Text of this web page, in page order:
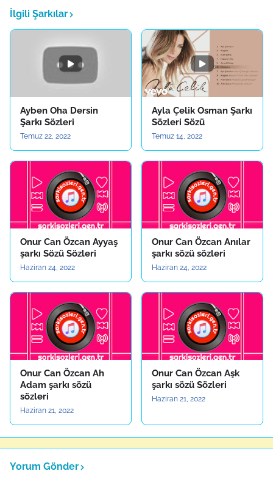
İlgili Şarkılar
Ayben Oha Dersin
Şarkı Sözleri
Temuz 22, 2022
Ayla Çelik Osman Şarkı
Sözleri Sözü
Temuz 14, 2022
Onur Can Özcan Ayyaş
şarkı Sözü Sözleri
Haziran 24, 2022
Onur Can Özcan Anılar
şarkı sözü sözleri
Haziran 24, 2022
Onur Can Özcan Ah
Adam şarkı sözü
sözleri
Haziran 21, 2022
Onur Can Özcan Aşk
şarkı sözü Sözleri
Haziran 21, 2022
Yorum Gönder